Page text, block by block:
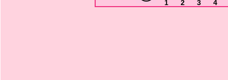
1 2 3 4